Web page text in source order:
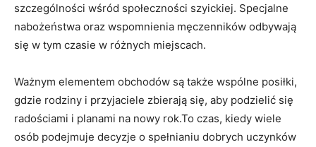
szczególności wśród społeczności szyickiej. Specjalne
nabożeństwa oraz wspomnienia męczenników odbywają
się w tym czasie w różnych miejscach.
Ważnym elementem obchodów są także wspólne posiłki,
gdzie rodziny i przyjaciele zbierają się, aby podzielić się
radościami i planami na nowy rok.To czas, kiedy wiele
osób podejmuje decyzje o spełnianiu dobrych uczynków